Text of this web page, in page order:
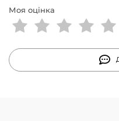
Моя оцінка